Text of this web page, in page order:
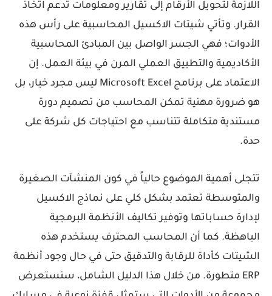
اللازمة لتحويل الأرقام إلى تقارير ومعلومات تدعم اتخاذ
القرار. وتأتي شيتات الاكسيل المحاسبية على رأس هذه
الأدوات؛ فهي الجسر الواصل بين المبادئ المحاسبية
الأكاديمية والتطبيق العملي المرن في بيئة العمل. إن
الاعتماد على برنامج Microsoft Excel ليس مجرد خيار، بل
هو ضرورة مهنية تمكن المحاسب من تصميم دورة
مستندية متكاملة تتناسب مع احتياجات كل شركة على
حدة.
تتجلى أهمية الموضوع حالياً في كون المنشآت الصغيرة
والمتوسطة تعتمد بشكل كلي على نماذج الاكسيل
لإدارة حساباتها وتوفير تكاليف الأنظمة البرمجية
الباهظة. كما أن المحاسب المحترف يستخدم هذه
الشيتات كأداة للرقابة والتدقيق حتى في حال وجود أنظمة
ERP متطورة. من خلال هذا الدليل الشامل، سنستعرض